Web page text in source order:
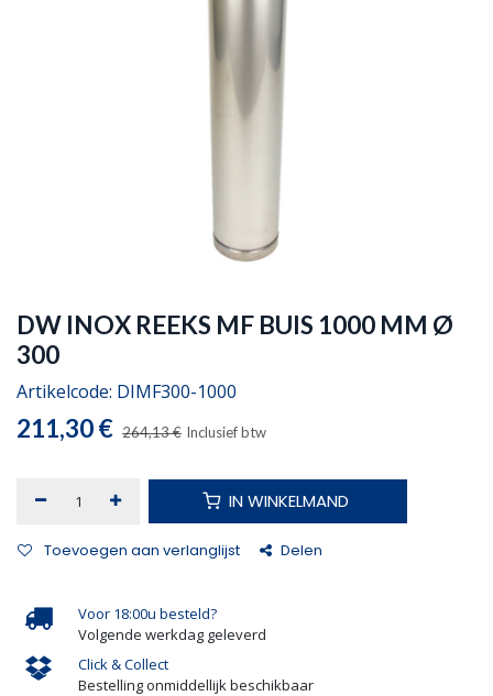
DW INOX REEKS MF BUIS 1000 MM Ø
300
Artikelcode: DIMF300-1000
211,30€ 264,13€ Inclusief btw
IN WINKELMAND
Toevoegen aan verlanglijst Delen
Voor 18:00u besteld?
Volgende werkdag geleverd
Click & Collect
Bestelling onmiddellijk beschikbaar